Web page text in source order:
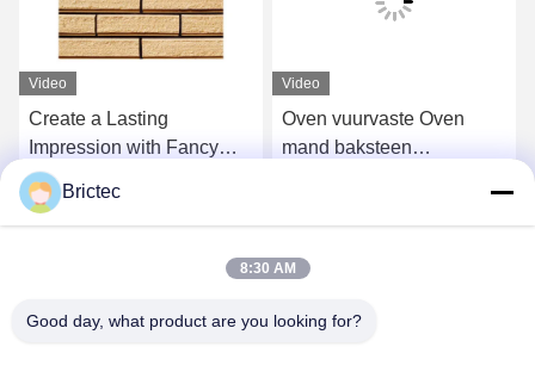
Video
Create a Lasting
Impression with Fancy
Brick Ceramics Server
Openresty
Krijg Beste Prijs
Video
Oven vuurvaste Oven
mand baksteen
High alumina baksteen
Krijg Beste Prijs
Brictec
8:30 AM
Good day, what product are you looking for?